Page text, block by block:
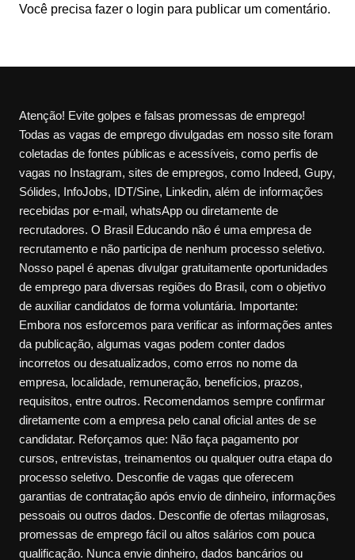
Você precisa fazer o login para publicar um comentário.
Atenção! Evite golpes e falsas promessas de emprego!
Todas as vagas de emprego divulgadas em nosso site foram
coletadas de fontes públicas e acessíveis, como perfis de
vagas no Instagram, sites de empregos, como Indeed, Gupy,
Sólides, InfoJobs, IDT/Sine, Linkedin, além de informações
recebidas por e-mail, whatsApp ou diretamente de
recrutadores. O Brasil Educando não é uma empresa de
recrutamento e não participa de nenhum processo seletivo.
Nosso papel é apenas divulgar gratuitamente oportunidades
de emprego para diversas regiões do Brasil, com o objetivo
de auxiliar candidatos de forma voluntária. Importante:
Embora nos esforcemos para verificar as informações antes
da publicação, algumas vagas podem conter dados
incorretos ou desatualizados, como erros no nome da
empresa, localidade, remuneração, benefícios, prazos,
requisitos, entre outros. Recomendamos sempre confirmar
diretamente com a empresa pelo canal oficial antes de se
candidatar. Reforçamos que: Não faça pagamento por
cursos, entrevistas, treinamentos ou qualquer outra etapa do
processo seletivo. Desconfie de vagas que oferecem
garantias de contratação após envio de dinheiro, informações
pessoais ou outros dados. Desconfie de ofertas milagrosas,
promessas de emprego fácil ou altos salários com pouca
qualificação. Nunca envie dinheiro, dados bancários ou